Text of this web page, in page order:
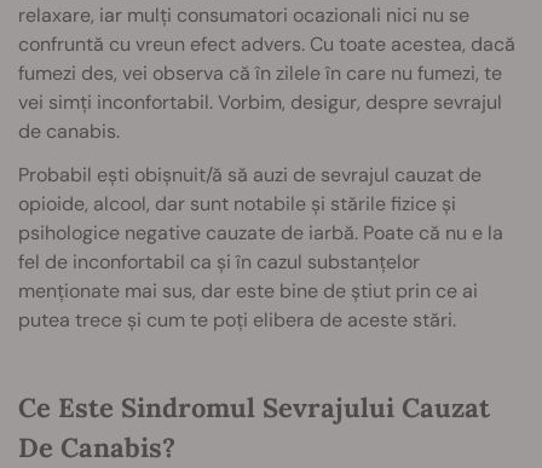
relaxare, iar mulți consumatori ocazionali nici nu se
confruntă cu vreun efect advers. Cu toate acestea, dacă
fumezi des, vei observa că în zilele în care nu fumezi, te
vei simți inconfortabil. Vorbim, desigur, despre sevrajul
de canabis.
Probabil ești obișnuit/ă să auzi de sevrajul cauzat de
opioide, alcool, dar sunt notabile și stările fizice și
psihologice negative cauzate de iarbă. Poate că nu e la
fel de inconfortabil ca și în cazul substanțelor
menționate mai sus, dar este bine de știut prin ce ai
putea trece și cum te poți elibera de aceste stări.
Ce Este Sindromul Sevrajului Cauzat
De Canabis?